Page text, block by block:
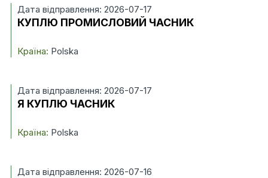
Дата відправлення: 2026-07-17
КУПЛЮ ПРОМИСЛОВИЙ ЧАСНИК
Країна: Polska
Дата відправлення: 2026-07-17
Я КУПЛЮ ЧАСНИК
Країна: Polska
Дата відправлення: 2026-07-16